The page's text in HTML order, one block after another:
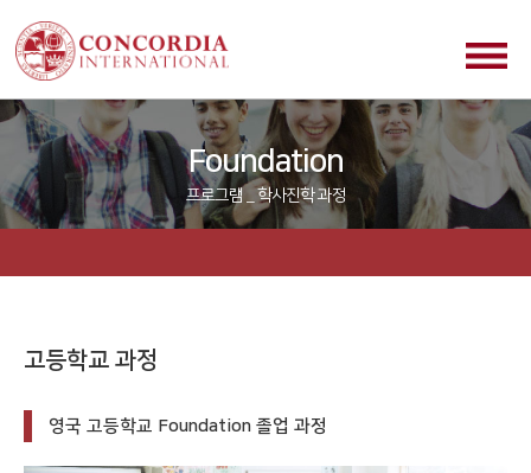
Foundation
프로그램 _ 학사진학 과정
고등학교 과정
영국 고등학교 Foundation 졸업 과정